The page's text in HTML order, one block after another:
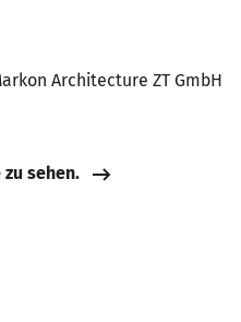
Architecture ZT GmbH
sehen.